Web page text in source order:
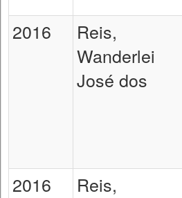
2016
Reis,
Wanderlei
José dos
2016
Reis,